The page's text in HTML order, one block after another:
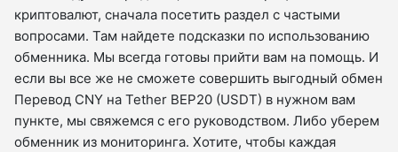
криптовалют, сначала посетить раздел с частыми
вопросами. Там найдете подсказки по использованию
обменника. Мы всегда готовы прийти вам на помощь. И
если вы все же не сможете совершить выгодный обмен
Перевод CNY на Tether BEP20 (USDT) в нужном вам
пункте, мы свяжемся с его руководством. Либо уберем
обменник из мониторинга. Хотите, чтобы каждая